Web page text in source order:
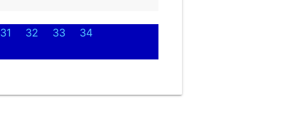
31 32 33
34